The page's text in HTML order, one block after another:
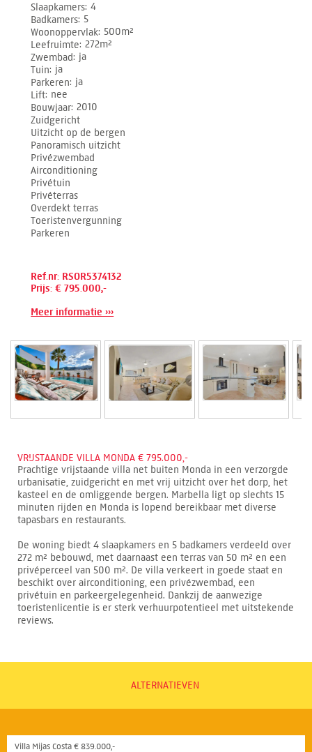
Slaapkamers 4
Badkamers 5
Woonoppervlak 500m²
Leefruimte 272m²
Zwembad ja
Tuin ja
Parkeren ja
Lift nee
Bouwjaar 2010
Zuidgericht
Uitzicht op de bergen
Panoramisch uitzicht
Privézwembad
Airconditioning
Privétuin
Privéterras
Overdekt terras
Toeristenvergunning
Parkeren
Ref.nr: RSOR5374132
Prijs: € 795.000,-
Meer informatie ›››
VRIJSTAANDE VILLA MONDA € 795.000,-
Prachtige vrijstaande villa net buiten Monda in een verzorgde
urbanisatie, zuidgericht en met vrij uitzicht over het dorp, het
kasteel en de omliggende bergen. Marbella ligt op slechts 15
minuten rijden en Monda is lopend bereikbaar met diverse
tapasbars en restaurants.
De woning biedt 4 slaapkamers en 5 badkamers verdeeld over
272 m² bebouwd, met daarnaast een terras van 50 m² en een
privéperceel van 500 m². De villa verkeert in goede staat en
beschikt over airconditioning, een privézwembad, een
privétuin en parkeergelegenheid. Dankzij de aanwezige
toeristenlicentie is er sterk verhuurpotentieel met uitstekende
reviews.
ALTERNATIEVEN
Villa Mijas Costa € 839.000,-